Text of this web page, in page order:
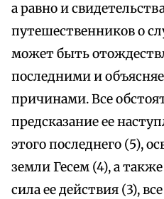
а равно и
путешественников о
может быть
последними и
причинами. Все
предсказание ее
этого последнего (5),
земли Гесем (4), а
сила ее действия (3),